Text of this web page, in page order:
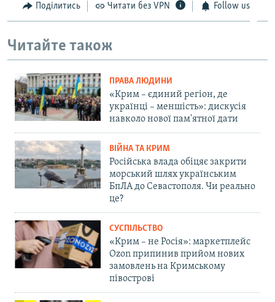
Поділитись Читати без VPN Follow us
Читайте також
ПРАВА ЛЮДИНИ
«Крим – єдиний регіон, де
українці – меншість»: дискусія
навколо нової пам'ятної дати
ВІЙНА ТА КРИМ
Російська влада обіцяє закрити
морський шлях українським
БпЛА до Севастополя. Чи реально
це?
СУСПІЛЬСТВО
«Крим – не Росія»: маркетплейс
Ozon припинив прийом нових
замовлень на Кримському
півострові